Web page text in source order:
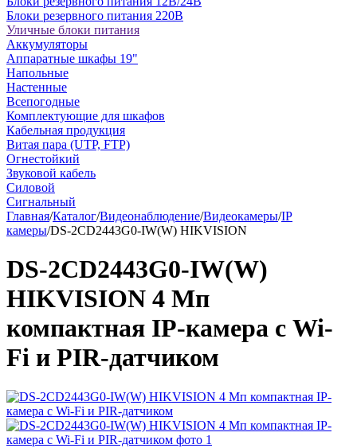
Блоки резервного питания 220В
Уличные блоки питания
Аккумуляторы
Аппаратные шкафы 19"
Напольные
Настенные
Всепогодные
Комплектующие для шкафов
Кабельная продукция
Витая пара (UTP, FTP)
Огнестойкий
Звуковой кабель
Силовой
Сигнальный
Главная/Каталог/Видеонаблюдение/Видеокамеры/IP
камеры/DS-2CD2443G0-IW(W) HIKVISION
DS-2CD2443G0-IW(W)
HIKVISION 4 Мп
компактная IP-камера с Wi-
Fi и PIR-датчиком